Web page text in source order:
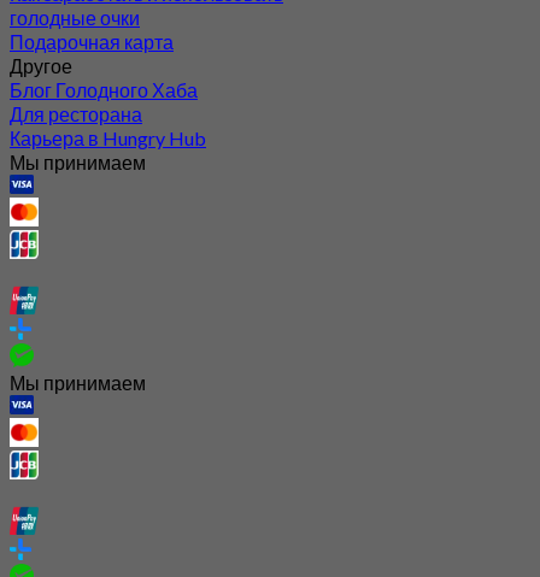
голодные очки
Подарочная карта
Другое
Блог Голодного Хаба
Для ресторана
Карьера в Hungry Hub
Мы принимаем
Мы принимаем